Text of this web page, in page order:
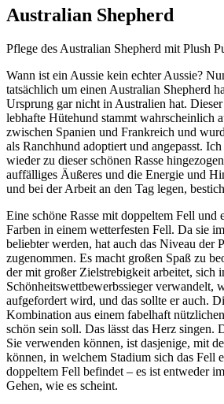
Australian Shepherd
Pflege des Australian Shepherd mit Plush
Wann ist ein Aussie kein echter Aussie?
tatsächlich um einen Australian Shepherd
Ursprung gar nicht in Australien hat. Dieser
lebhafte Hütehund stammt wahrscheinlich
zwischen Spanien und Frankreich und
als Ranchhund adoptiert und angepasst.
wieder zu dieser schönen Rasse
auffälliges Äußeres und die Energie und
und bei der Arbeit an den Tag legen,
Eine schöne Rasse mit doppeltem Fell und
Farben in einem wetterfesten Fell. Da sie
beliebter werden, hat auch das Niveau der
zugenommen. Es macht großen Spaß zu
der mit großer Zielstrebigkeit arbeitet, sich
Schönheitswettbewerbssieger verwandelt,
aufgefordert wird, und das sollte er auch.
Kombination aus einem fabelhaft
schön sein soll. Das lässt das Herz singen.
Sie verwenden können, ist dasjenige, mit
können, in welchem Stadium sich das Fell
doppeltem Fell befindet – es ist entweder
Gehen, wie es scheint.